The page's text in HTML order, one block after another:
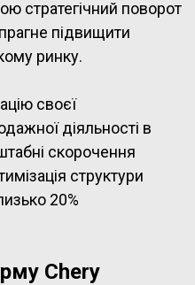
стратегічний поворот
підвищити
ринку.
своєї
діяльності в
скорочення
структури
20%
Chery